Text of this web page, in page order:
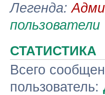
Легенда:
пользователи
СТАТИСТИКА
Всего
пользователь: